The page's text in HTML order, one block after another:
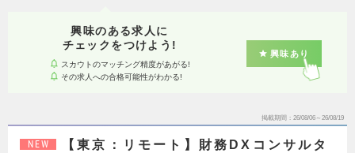
興味のある求人に
チェックをつけよう!
スカウトのマッチング精度があがる!
その求人への合格可能性がわかる!
興味あり
掲載期間 26/08/06～26/08/19
NEW
【東京：リモート】財務DXコンサルタ